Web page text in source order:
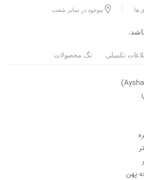
ها موجود در سایر شعب
تکمیلی تگ محصولات
پهن